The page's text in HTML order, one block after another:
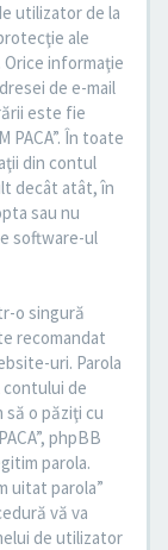
utilizator de la
ale
Orice informaţie
de e-mail
este fie
PACA”. În toate
din contul
decât atât, în
sau nu
software-ul
o singură
recomandat
uri. Parola
contului de
să o păziţi cu
phpBB
parola.
uitat parola”
vă va
de utilizator